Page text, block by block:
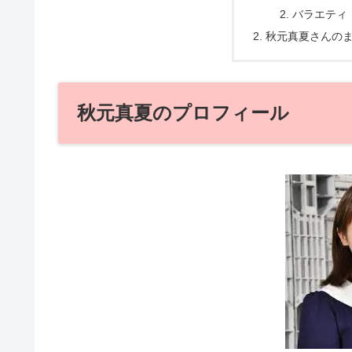
バラエティ
秋元真夏さんの
秋元真夏のプロフィール